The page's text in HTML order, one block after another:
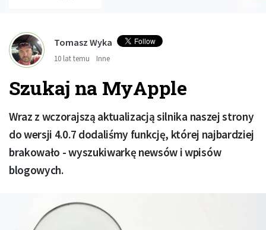
Tomasz Wyka
10 lat temu Inne
Szukaj na MyApple
Wraz z wczorajszą aktualizacją silnika naszej strony
do wersji 4.0.7 dodaliśmy funkcję, której najbardziej
brakowało - wyszukiwarkę newsów i wpisów
blogowych.